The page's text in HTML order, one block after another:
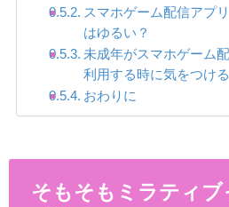
スマホゲーム配信アプ
はゆるい？
未成年がスマホゲーム
利用する時に気をつけ
おわりに
そもそもミラティ